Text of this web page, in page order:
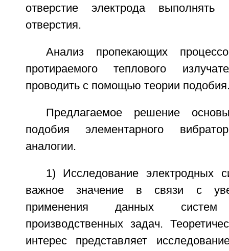
отверстие электрода
отверстия.
Анализ пропекающих
протираемого теплового
проводить с помощью теории
Предлагаемое решение
подобия элементарного
аналогии.
1) Исследование электродных
важное значение в связи с
применения данных
производственных задач.
интерес представляет